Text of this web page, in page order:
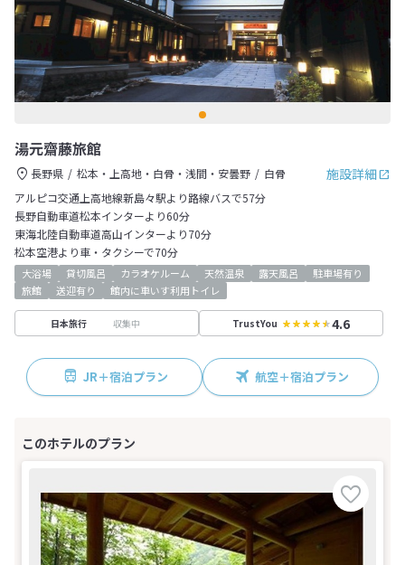
湯元齋藤旅館
施設詳細
長野県 松本・上高地・白骨・浅間・安曇野
白骨
アルピコ交通上高地線新島々駅より路線バスで57分
長野自動車道松本インターより60分
東海北陸自動車道高山インターより70分
松本空港より車・タクシーで70分
大浴場 貸切風呂 カラオケルーム 天然温泉 露天風呂
駐車場有り
旅館
送迎有り 館内に車いす利用トイレ
日本旅行 収集中 TrustYou 4.6
JR＋宿泊プラン 航空＋宿泊プラン